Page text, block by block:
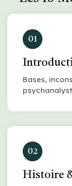
01
Bases,
02
Histoire